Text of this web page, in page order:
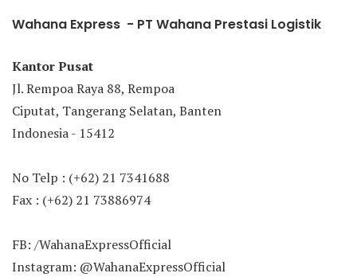
Wahana Express - PT Wahana Prestasi Logistik
Kantor Pusat
Jl. Rempoa Raya 88, Rempoa
Ciputat, Tangerang Selatan, Banten
Indonesia - 15412
No Telp : (+62) 21 7341688
Fax : (+62) 21 73886974
FB: /WahanaExpressOfficial
Instagram: @WahanaExpressOfficial